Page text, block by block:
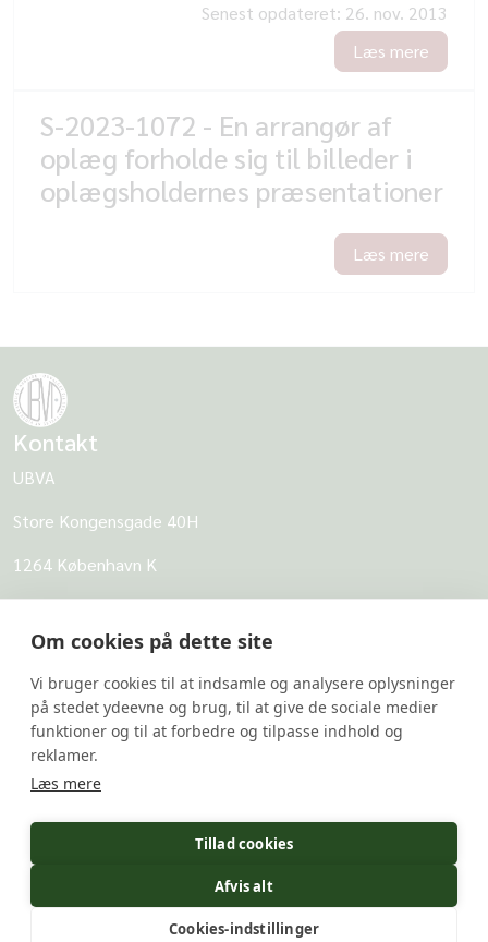
Om cookies på dette site
Vi bruger cookies til at indsamle og analysere oplysninger
på stedet ydeevne og brug, til at give de sociale medier
funktioner og til at forbedre og tilpasse indhold og
reklamer.
Læs mere
Tillad cookies
Afvis alt
Cookies-indstillinger
Senest opdateret: 26. nov. 2013
Læs mere
S-2023-1072 - En arrangør af
oplæg forholde sig til billeder i
oplægsholdernes præsentationer
Læs mere
Kontakt
UBVA
Store Kongensgade 40H
1264 København K
UBVA
Om UBVA
Persondatapolitik for UBVA
Disclaimer - Brug af hjemmesiden
Undersider
UBVA's svarbank
Forskerportalen